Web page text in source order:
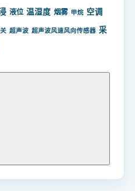
液位 温湿度 烟雾 甲烷 空调
超声波 超声波风速风向传感器 采